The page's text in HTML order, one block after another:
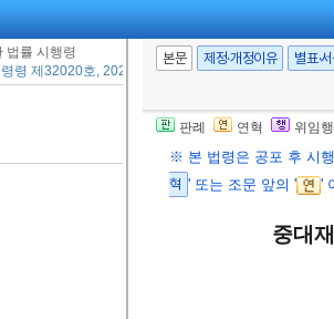
법률 시행령
령 제32020호, 2021. 10. 5., 제정]
본문 제정·개정이유 별표·
판례 연혁 위임
※ 본 법령은 공포 후 시
혁 ' 또는 조문 앞의 ' '
중대